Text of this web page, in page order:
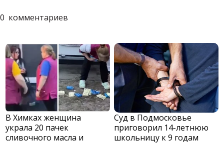
0 комментариев
В Химках женщина
украла 20 пачек
сливочного масла и
Суд в Подмосковье
приговорил 14-летнюю
школьницу к 9 годам